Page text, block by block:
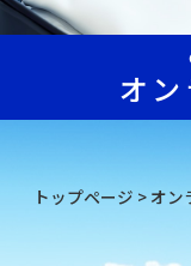
オ
トップページ > オン